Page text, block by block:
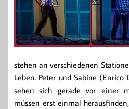
stehen an verschiedenen
Leben. Peter und Sabine (Enrico
sehen sich gerade vor einer
müssen erst einmal